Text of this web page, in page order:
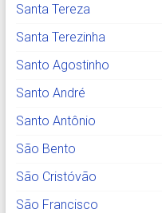
Santa Tereza
Santa Terezinha
Santo Agostinho
Santo André
Santo Antônio
São Bento
São Cristóvão
São Francisco